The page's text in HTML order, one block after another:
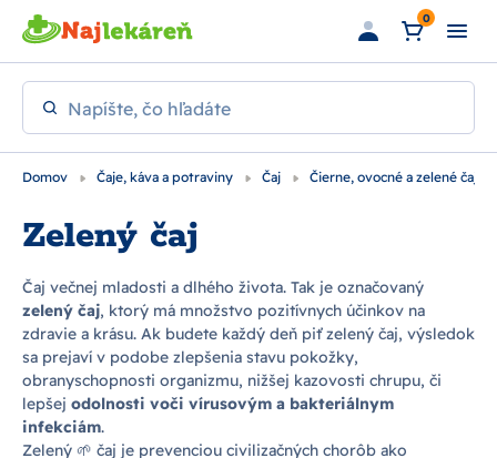
Preskočiť na hlavný obsah 0
Napíšte, čo hľadáte
Domov Čaje, káva a potraviny Čaj Čierne, ovocné a zelené čaje
Zelený čaj
Čaj večnej mladosti a dlhého života. Tak je označovaný
zelený čaj, ktorý má množstvo pozitívnych účinkov na
zdravie a krásu. Ak budete každý deň piť zelený čaj, výsledok
sa prejaví v podobe zlepšenia stavu pokožky,
obranyschopnosti organizmu, nižšej kazovosti chrupu, či
lepšej odolnosti voči vírusovým a bakteriálnym
infekciám.
Zelený 🌱 čaj je prevenciou civilizačných chorôb ako